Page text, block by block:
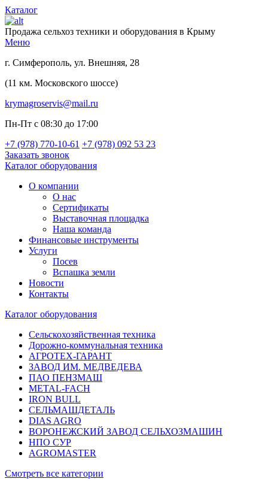
Каталог
Продажа сельхоз техники и оборудования в Крыму
Меню
г. Симферополь, ул. Внешняя, 28
(11 км. Московского шоссе)
krymagroservis@mail.ru
Пн-Пт с 08:30 до 17:00
+7 (978) 770-10-61 +7 (978) 092 53 23
Заказать звонок
Каталог оборудования
О компании
О нас
Сертификаты
Выставочная площадка
Наша команда
Финансовые инструменты
Услуги
Посев
Вспашка земли
Новости
Контакты
Каталог оборудования
Сельскохозяйственная техника
Дорожно-коммунальная техника
АГРОТЕХ-ГАРАНТ
ЗАВОД ИМ. МЕДВЕДЕВА
ПАО ПЕНЗМАШ
METAL-FACH
IRON BULL
СЕЛЬМАШДЕТАЛЬ
DIAS AGRO
ВОРОНЕЖСКИЙ ЗАВОД СЕЛЬХОЗМАШИН
НПО СУР
AGROMASTER
Смотреть все категории